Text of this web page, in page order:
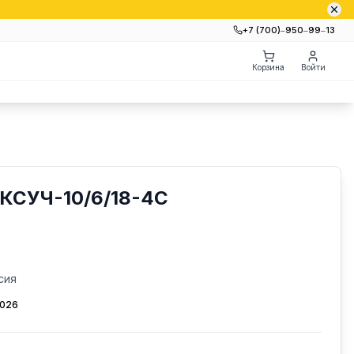
+7 (700)‒950‒99‒13
Корзина Войти
10/6/18-4С